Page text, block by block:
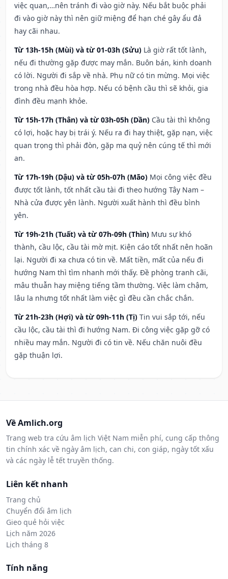
việc quan,…nên tránh đi vào giờ này. Nếu bắt buộc phải
đi vào giờ này thì nên giữ miệng để hạn ché gây ẩu đả
hay cãi nhau.
Từ 13h-15h (Mùi) và từ 01-03h (Sửu) Là giờ rất tốt lành,
nếu đi thường gặp được may mắn. Buôn bán, kinh doanh
có lời. Người đi sắp về nhà. Phụ nữ có tin mừng. Mọi việc
trong nhà đều hòa hợp. Nếu có bệnh cầu thì sẽ khỏi, gia
đình đều mạnh khỏe.
Từ 15h-17h (Thân) và từ 03h-05h (Dần) Cầu tài thì không
có lợi, hoặc hay bị trái ý. Nếu ra đi hay thiệt, gặp nạn, việc
quan trọng thì phải đòn, gặp ma quỷ nên cúng tế thì mới
an.
Từ 17h-19h (Dậu) và từ 05h-07h (Mão) Mọi công việc đều
được tốt lành, tốt nhất cầu tài đi theo hướng Tây Nam –
Nhà cửa được yên lành. Người xuất hành thì đều bình
yên.
Từ 19h-21h (Tuất) và từ 07h-09h (Thìn) Mưu sự khó
thành, cầu lộc, cầu tài mờ mịt. Kiện cáo tốt nhất nên hoãn
lại. Người đi xa chưa có tin về. Mất tiền, mất của nếu đi
hướng Nam thì tìm nhanh mới thấy. Đề phòng tranh cãi,
mâu thuẫn hay miệng tiếng tầm thường. Việc làm chậm,
lâu la nhưng tốt nhất làm việc gì đều cần chắc chắn.
Từ 21h-23h (Hợi) và từ 09h-11h (Tị) Tin vui sắp tới, nếu
cầu lộc, cầu tài thì đi hướng Nam. Đi công việc gặp gỡ có
nhiều may mắn. Người đi có tin về. Nếu chăn nuôi đều
gặp thuận lợi.
Về Amlich.org
Trang web tra cứu âm lịch Việt Nam miễn phí, cung cấp thông
tin chính xác về ngày âm lịch, can chi, con giáp, ngày tốt xấu
và các ngày lễ tết truyền thống.
Liên kết nhanh
Trang chủ
Chuyển đổi âm lịch
Gieo quẻ hỏi việc
Lịch năm 2026
Lịch tháng 8
Tính năng